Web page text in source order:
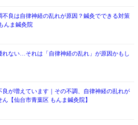
不良は自律神経の乱れが原因？鍼灸でできる対策
んま鍼灸院
れない…それは「自律神経の乱れ」が原因かもし
良が増えています｜その不調、自律神経の乱れが
【仙台市青葉区 もんま鍼灸院】